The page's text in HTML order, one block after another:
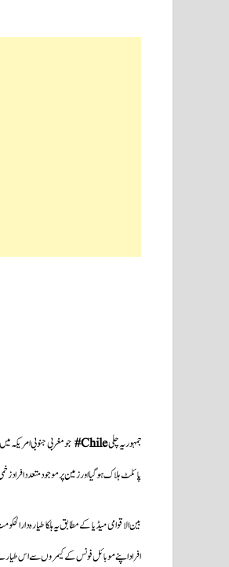
جمہوریہ چلیChile# جو مغربی جنوبی امریکہ
پائلٹ ہلاک ہوگیا اور زمین پر موجود متعدد
بین الاقوامی میڈیا کے مطابق یہ ہلکا طیارہ
افراد اپنے موبائل فونس کے کیمروں سےاس